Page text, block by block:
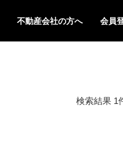
不動産会社の方へ 会員
検索結果 1